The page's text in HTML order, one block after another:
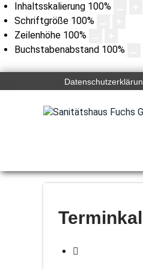
Inhaltsskalierung 100%
Schriftgröße 100%
Zeilenhöhe 100%
Buchstabenabstand 100%